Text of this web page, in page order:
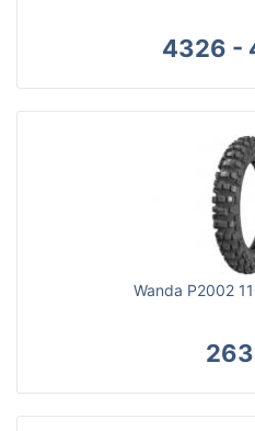
4326 -
Wanda P2002